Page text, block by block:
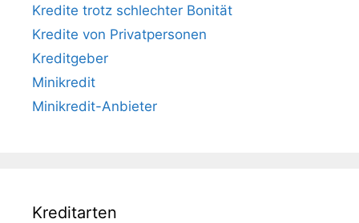
Kredite trotz schlechter Bonität
Kredite von Privatpersonen
Kreditgeber
Minikredit
Minikredit-Anbieter
Kreditarten